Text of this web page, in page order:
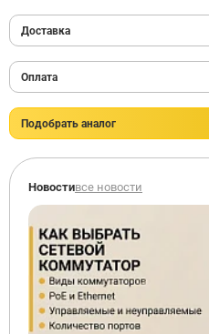
Доставка
Оплата
Подобрать аналог
Новостивсе новости